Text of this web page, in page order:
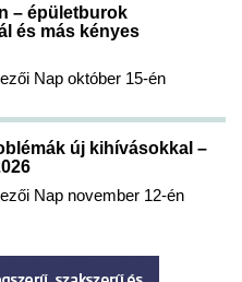
– épületburok
és más kényes
Nap október 15-én
új kihívásokkal –
Nap november 12-én